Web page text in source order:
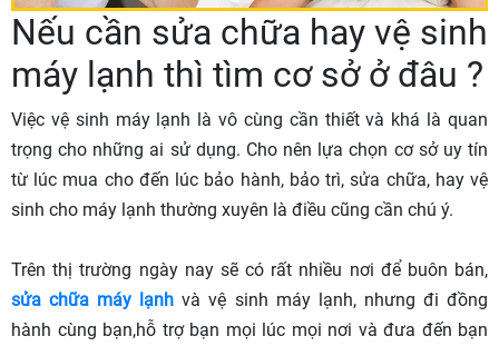
Nếu cần sửa chữa hay vệ sinh
máy lạnh thì tìm cơ sở ở đâu ?
Việc vệ sinh máy lạnh là vô cùng cần thiết và khá là quan
trọng cho những ai sử dụng. Cho nên lựa chọn cơ sở uy tín
từ lúc mua cho đến lúc bảo hành, bảo trì, sửa chữa, hay vệ
sinh cho máy lạnh thường xuyên là điều cũng cần chú ý.
Trên thị trường ngày nay sẽ có rất nhiều nơi để buôn bán,
sửa chữa máy lạnh và vệ sinh máy lạnh, nhưng đi đồng
hành cùng bạn,hỗ trợ bạn mọi lúc mọi nơi và đưa đến bạn